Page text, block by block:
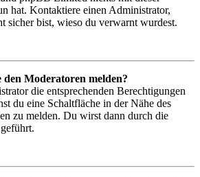
hat. Kontaktiere einen Administrator,
sicher bist, wieso du verwarnt wurdest.
Moderatoren melden?
die entsprechenden Berechtigungen
du eine Schaltfläche in der Nähe des
zu melden. Du wirst dann durch die